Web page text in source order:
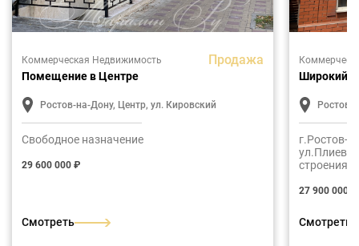
Коммерческая Недвижимость Продажа
Помещение в Центре
Ростов-на-Дону, Центр, ул. Кировский
Свободное назначение
29 600 000 ₽
Смотреть
Широкий
Ростов-
г.Ростов-
строения,
гостевого
центра
27 900 000 ₽
Смотреть